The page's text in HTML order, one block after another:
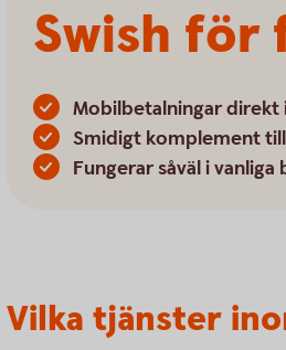
Swish för
Mobilbetalningar
Smidigt komplement
Fungerar såväl i
Vilka tjänster